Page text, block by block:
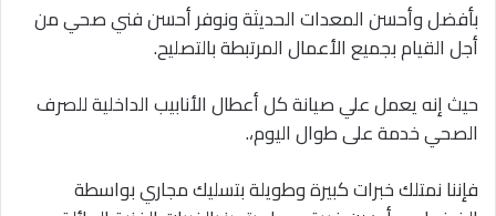
بأفضل وأحسن المعدات الحديثة ونوفر أحسن فني صحي من
أجل القيام بجميع الأعمال المرتبطة بالتصليح.
حيث إنه يعمل علي صيانة كل أعطال الأنابيب الداخلية للصرف
الصحي خدمة على طوال اليوم،.
فإننا نمتلك خبرات كبيرة وطويلة بتسليك مجاري بواسطة